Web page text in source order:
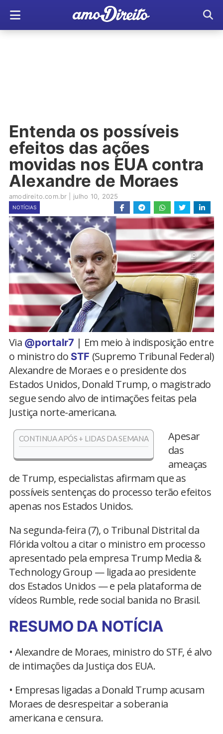
Entenda os possíveis
efeitos das ações
movidas nos EUA contra
Alexandre de Moraes
amodireito.com.br julho 10, 2025
NOTÍCIAS
Via @portalr7 | Em meio à indisposição entre
o ministro do STF (Supremo Tribunal Federal)
Alexandre de Moraes e o presidente dos
Estados Unidos, Donald Trump, o magistrado
segue sendo alvo de intimações feitas pela
Justiça norte-americana.
CONTINUA APÓS + LIDAS DA SEMANA
Apesar
das
ameaças
de Trump, especialistas afirmam que as
possíveis sentenças do processo terão efeitos
apenas nos Estados Unidos.
Na segunda-feira (7), o Tribunal Distrital da
Flórida voltou a citar o ministro em processo
apresentado pela empresa Trump Media &
Technology Group — ligada ao presidente
dos Estados Unidos — e pela plataforma de
vídeos Rumble, rede social banida no Brasil.
RESUMO DA NOTÍCIA
• Alexandre de Moraes, ministro do STF, é alvo
de intimações da Justiça dos EUA.
• Empresas ligadas a Donald Trump acusam
Moraes de desrespeitar a soberania
americana e censura.